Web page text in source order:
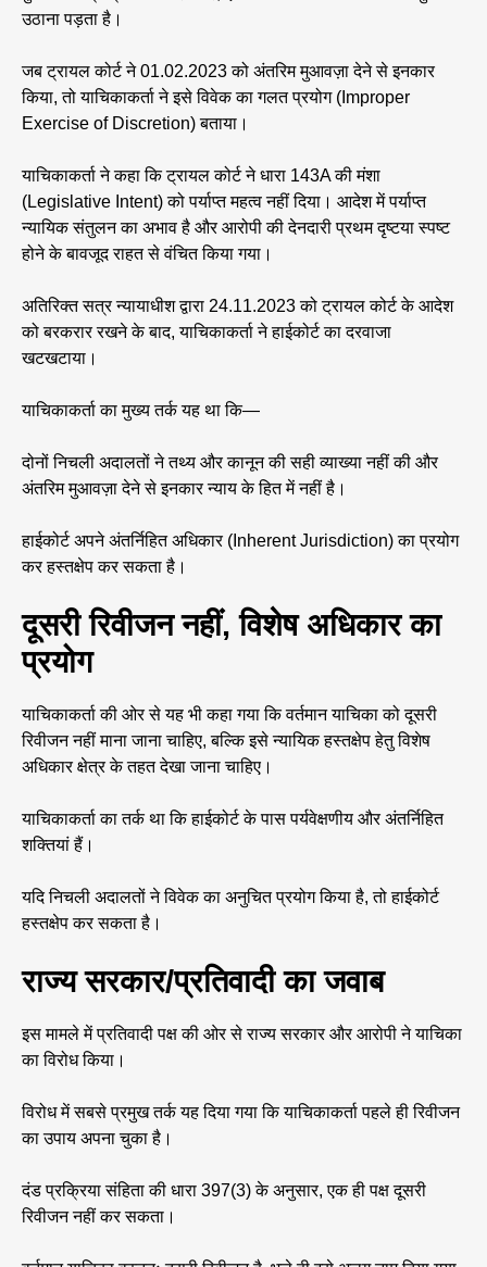
उठाना पड़ता है।
जब ट्रायल कोर्ट ने 01.02.2023 को अंतरिम मुआवज़ा देने से इनकार
किया, तो याचिकाकर्ता ने इसे विवेक का गलत प्रयोग (Improper
Exercise of Discretion) बताया।
याचिकाकर्ता ने कहा कि ट्रायल कोर्ट ने धारा 143A की मंशा
(Legislative Intent) को पर्याप्त महत्व नहीं दिया। आदेश में पर्याप्त
न्यायिक संतुलन का अभाव है और आरोपी की देनदारी प्रथम दृष्टया स्पष्ट
होने के बावजूद राहत से वंचित किया गया।
अतिरिक्त सत्र न्यायाधीश द्वारा 24.11.2023 को ट्रायल कोर्ट के आदेश
को बरकरार रखने के बाद, याचिकाकर्ता ने हाईकोर्ट का दरवाजा
खटखटाया।
याचिकाकर्ता का मुख्य तर्क यह था कि—
दोनों निचली अदालतों ने तथ्य और कानून की सही व्याख्या नहीं की और
अंतरिम मुआवज़ा देने से इनकार न्याय के हित में नहीं है।
हाईकोर्ट अपने अंतर्निहित अधिकार (Inherent Jurisdiction) का प्रयोग
कर हस्तक्षेप कर सकता है।
दूसरी रिवीजन नहीं, विशेष अधिकार का
प्रयोग
याचिकाकर्ता की ओर से यह भी कहा गया कि वर्तमान याचिका को दूसरी
रिवीजन नहीं माना जाना चाहिए, बल्कि इसे न्यायिक हस्तक्षेप हेतु विशेष
अधिकार क्षेत्र के तहत देखा जाना चाहिए।
याचिकाकर्ता का तर्क था कि हाईकोर्ट के पास पर्यवेक्षणीय और अंतर्निहित
शक्तियां हैं।
यदि निचली अदालतों ने विवेक का अनुचित प्रयोग किया है, तो हाईकोर्ट
हस्तक्षेप कर सकता है।
राज्य सरकार/प्रतिवादी का जवाब
इस मामले में प्रतिवादी पक्ष की ओर से राज्य सरकार और आरोपी ने याचिका
का विरोध किया।
विरोध में सबसे प्रमुख तर्क यह दिया गया कि याचिकाकर्ता पहले ही रिवीजन
का उपाय अपना चुका है।
दंड प्रक्रिया संहिता की धारा 397(3) के अनुसार, एक ही पक्ष दूसरी
रिवीजन नहीं कर सकता।